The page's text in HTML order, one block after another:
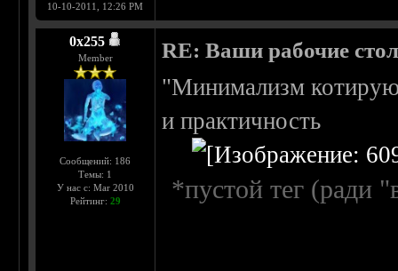
10-10-2011, 12:26 PM
0х255
Member
Сообщений: 186
Темы: 1
У нас с: Mar 2010
Рейтинг: 29
RE: Ваши рабочие
"Минимализм
и практичность
*пустой тег (ради